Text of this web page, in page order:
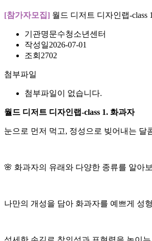
[참가자모집] 월드 디저트 디자인랩-class
기관명문수청소년센터
작성일2026-07-01
조회 2702
첨부파일
첨부파일이 없습니다.
월드 디저트 디자인랩-class 1. 화과자
눈으로 먼저 먹고, 정성으로 빚어내는 달
🌸 화과자의 유래와 다양한 종류를 알아
나만의 개성을 담아 화과자를 예쁘게 성